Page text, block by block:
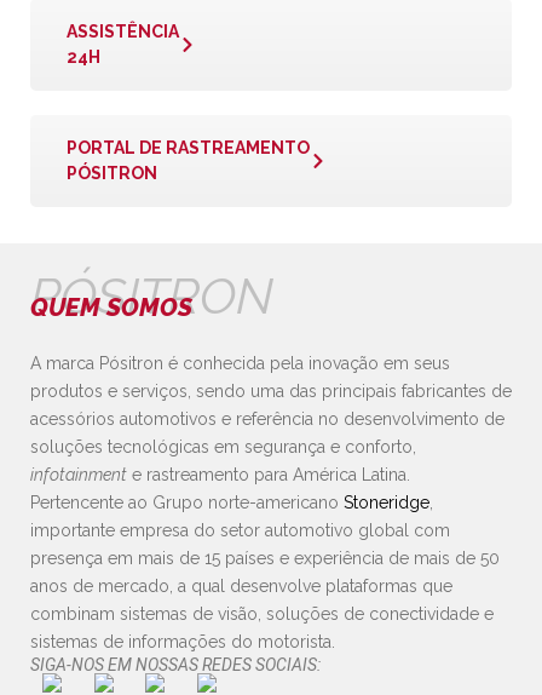
ASSISTÊNCIA
24H
PORTAL DE RASTREAMENTO
PÓSITRON
PÓSITRON
QUEM SOMOS
A marca Pósitron é conhecida pela inovação em seus
produtos e serviços, sendo uma das principais fabricantes de
acessórios automotivos e referência no desenvolvimento de
soluções tecnológicas em segurança e conforto,
infotainment e rastreamento para América Latina.
Pertencente ao Grupo norte-americano Stoneridge
importante empresa do setor automotivo global com
presença em mais de 15 países e experiência de mais de 50
anos de mercado, a qual desenvolve plataformas que
combinam sistemas de visão, soluções de conectividade e
sistemas de informações do motorista.
SIGA-NOS EM NOSSAS REDES SOCIAIS: